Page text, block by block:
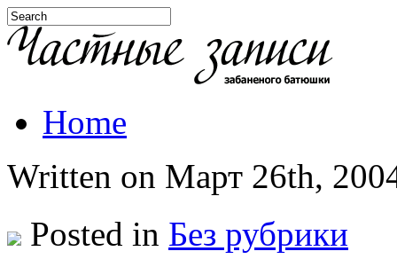
Home
Written on Март 26th,
Posted in Без рубрики